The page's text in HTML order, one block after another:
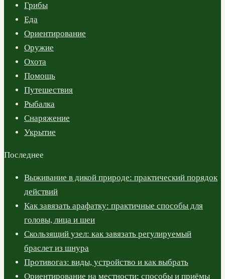
Грибы
Еда
Ориентирование
Оружие
Охота
Помощь
Путешествия
Рыбалка
Снаряжение
Укрытие
Последнее
Выживание в дикой природе: практический порядок
действий
Как завязать арафатку: практичные способы для
головы, лица и шеи
Скользящий узел: как завязать регулируемый
браслет из шнура
Противогаз: виды, устройство и как выбрать
Ориентирование на местности: способы и приёмы